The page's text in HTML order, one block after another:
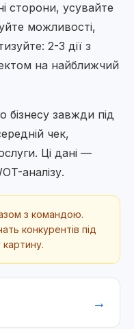
сторони, усувайте
можливості,
2-3 дії з
на найближчий
бізнесу завжди під
чек,
Ці дані —
аналізу.
з командою.
конкурентів під
→